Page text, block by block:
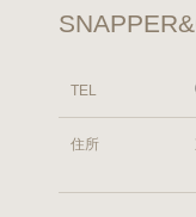
TEL
住所